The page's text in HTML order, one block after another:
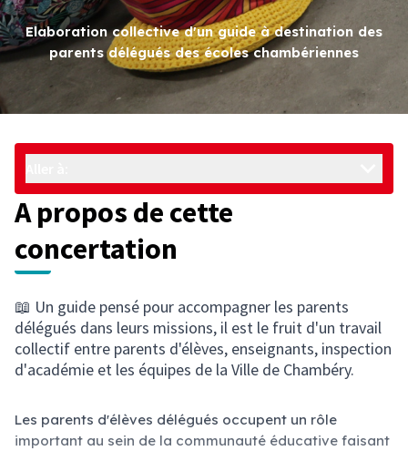
Elaboration collective d'un guide à destination des
parents délégués des écoles chambériennes
A propos de cette
concertation
📖 Un guide pensé pour accompagner les parents
délégués dans leurs missions, il est le fruit d'un travail
collectif entre parents d'élèves, enseignants, inspection
d'académie et les équipes de la Ville de Chambéry.
Les parents d'élèves délégués occupent un rôle
important au sein de la communauté éducative faisant